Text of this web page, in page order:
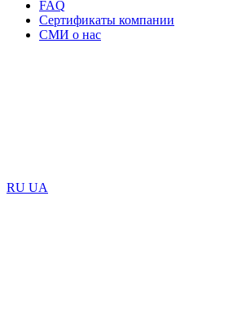
FAQ
Сертификаты компании
СМИ о нас
RU UA